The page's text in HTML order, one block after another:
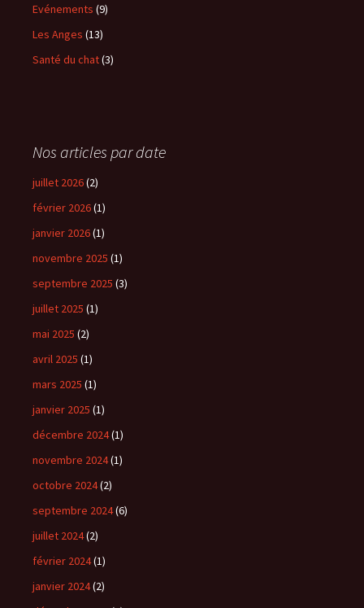
Evénements (9)
Les Anges (13)
Santé du chat(3)
Nos articles par date
juillet 2026(2)
février 2026(1)
janvier 2026(1)
novembre 2025 (1)
septembre 2025 (3)
juillet 2025 (1)
mai 2025 (2)
avril 2025 (1)
mars 2025 (1)
janvier 2025 (1)
décembre 2024(1)
novembre 2024(1)
octobre 2024(2)
septembre 2024(6)
juillet 2024(2)
février 2024(1)
janvier 2024(2)